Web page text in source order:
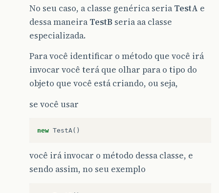
No seu caso, a classe genérica seria TestA e
dessa maneira TestB seria aa classe
especializada.
Para você identificar o método que você irá
invocar você terá que olhar para o tipo do
objeto que você está criando, ou seja,
se você usar
new TestA()
você irá invocar o método dessa classe, e
sendo assim, no seu exemplo